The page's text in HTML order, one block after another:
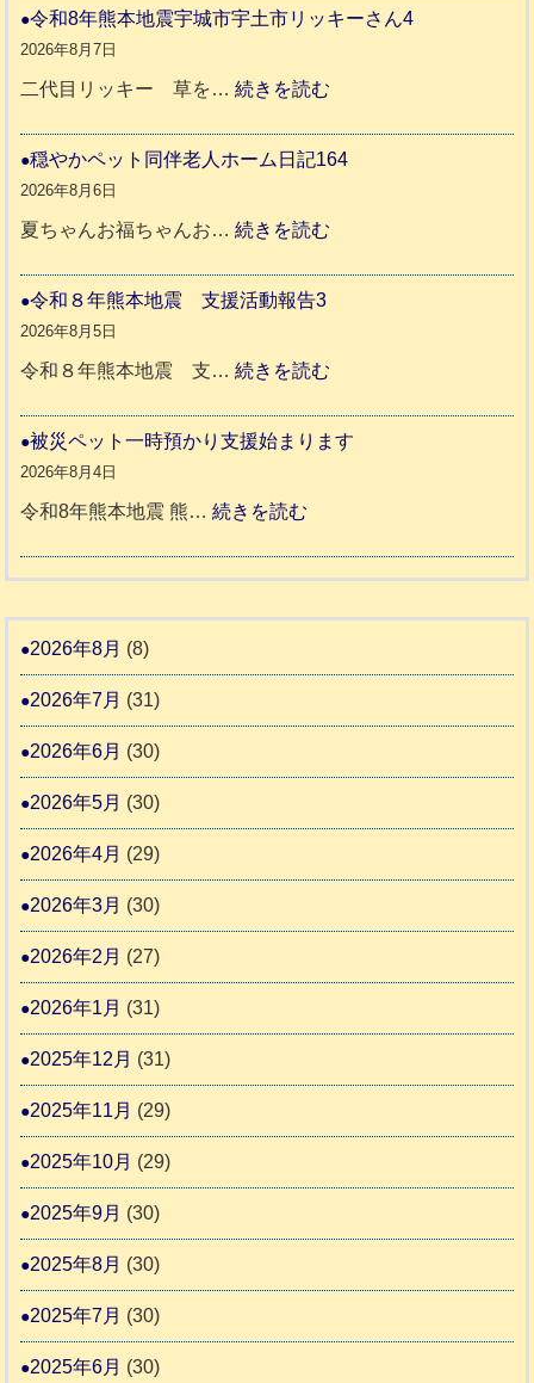
和
年
本
援
市
氷
令和8年熊本地震宇城市宇土市リッキーさん4
2026年8月7日
二代目リッキー 草を…続きを読む
和
城
市
市
ッ
さ
穏やかペット同伴老人ホーム日記164
2026年8月6日
夏ちゃんお福ちゃんお…続きを読む
ト
人
記
4
令和８年熊本地震 支援活動報告3
2026年8月5日
令和８年熊本地震 支…続きを読む
和
被災ペット一時預かり支援始まります
2026年8月4日
令和8年熊本地震 熊…続きを読む
災
ト
預
支
ま
2026年8月 (8)
2026年7月 (31)
2026年6月 (30)
2026年5月 (30)
2026年4月 (29)
2026年3月 (30)
2026年2月 (27)
2026年1月 (31)
2025年12月 (31)
2025年11月 (29)
2025年10月 (29)
2025年9月 (30)
2025年8月 (30)
2025年7月 (30)
2025年6月 (30)